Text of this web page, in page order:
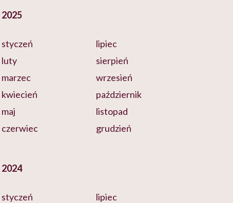
2025
styczeń
luty
marzec
kwiecień
maj
czerwiec
lipiec
sierpień
wrzesień
październik
listopad
grudzień
2024
styczeń
lipiec